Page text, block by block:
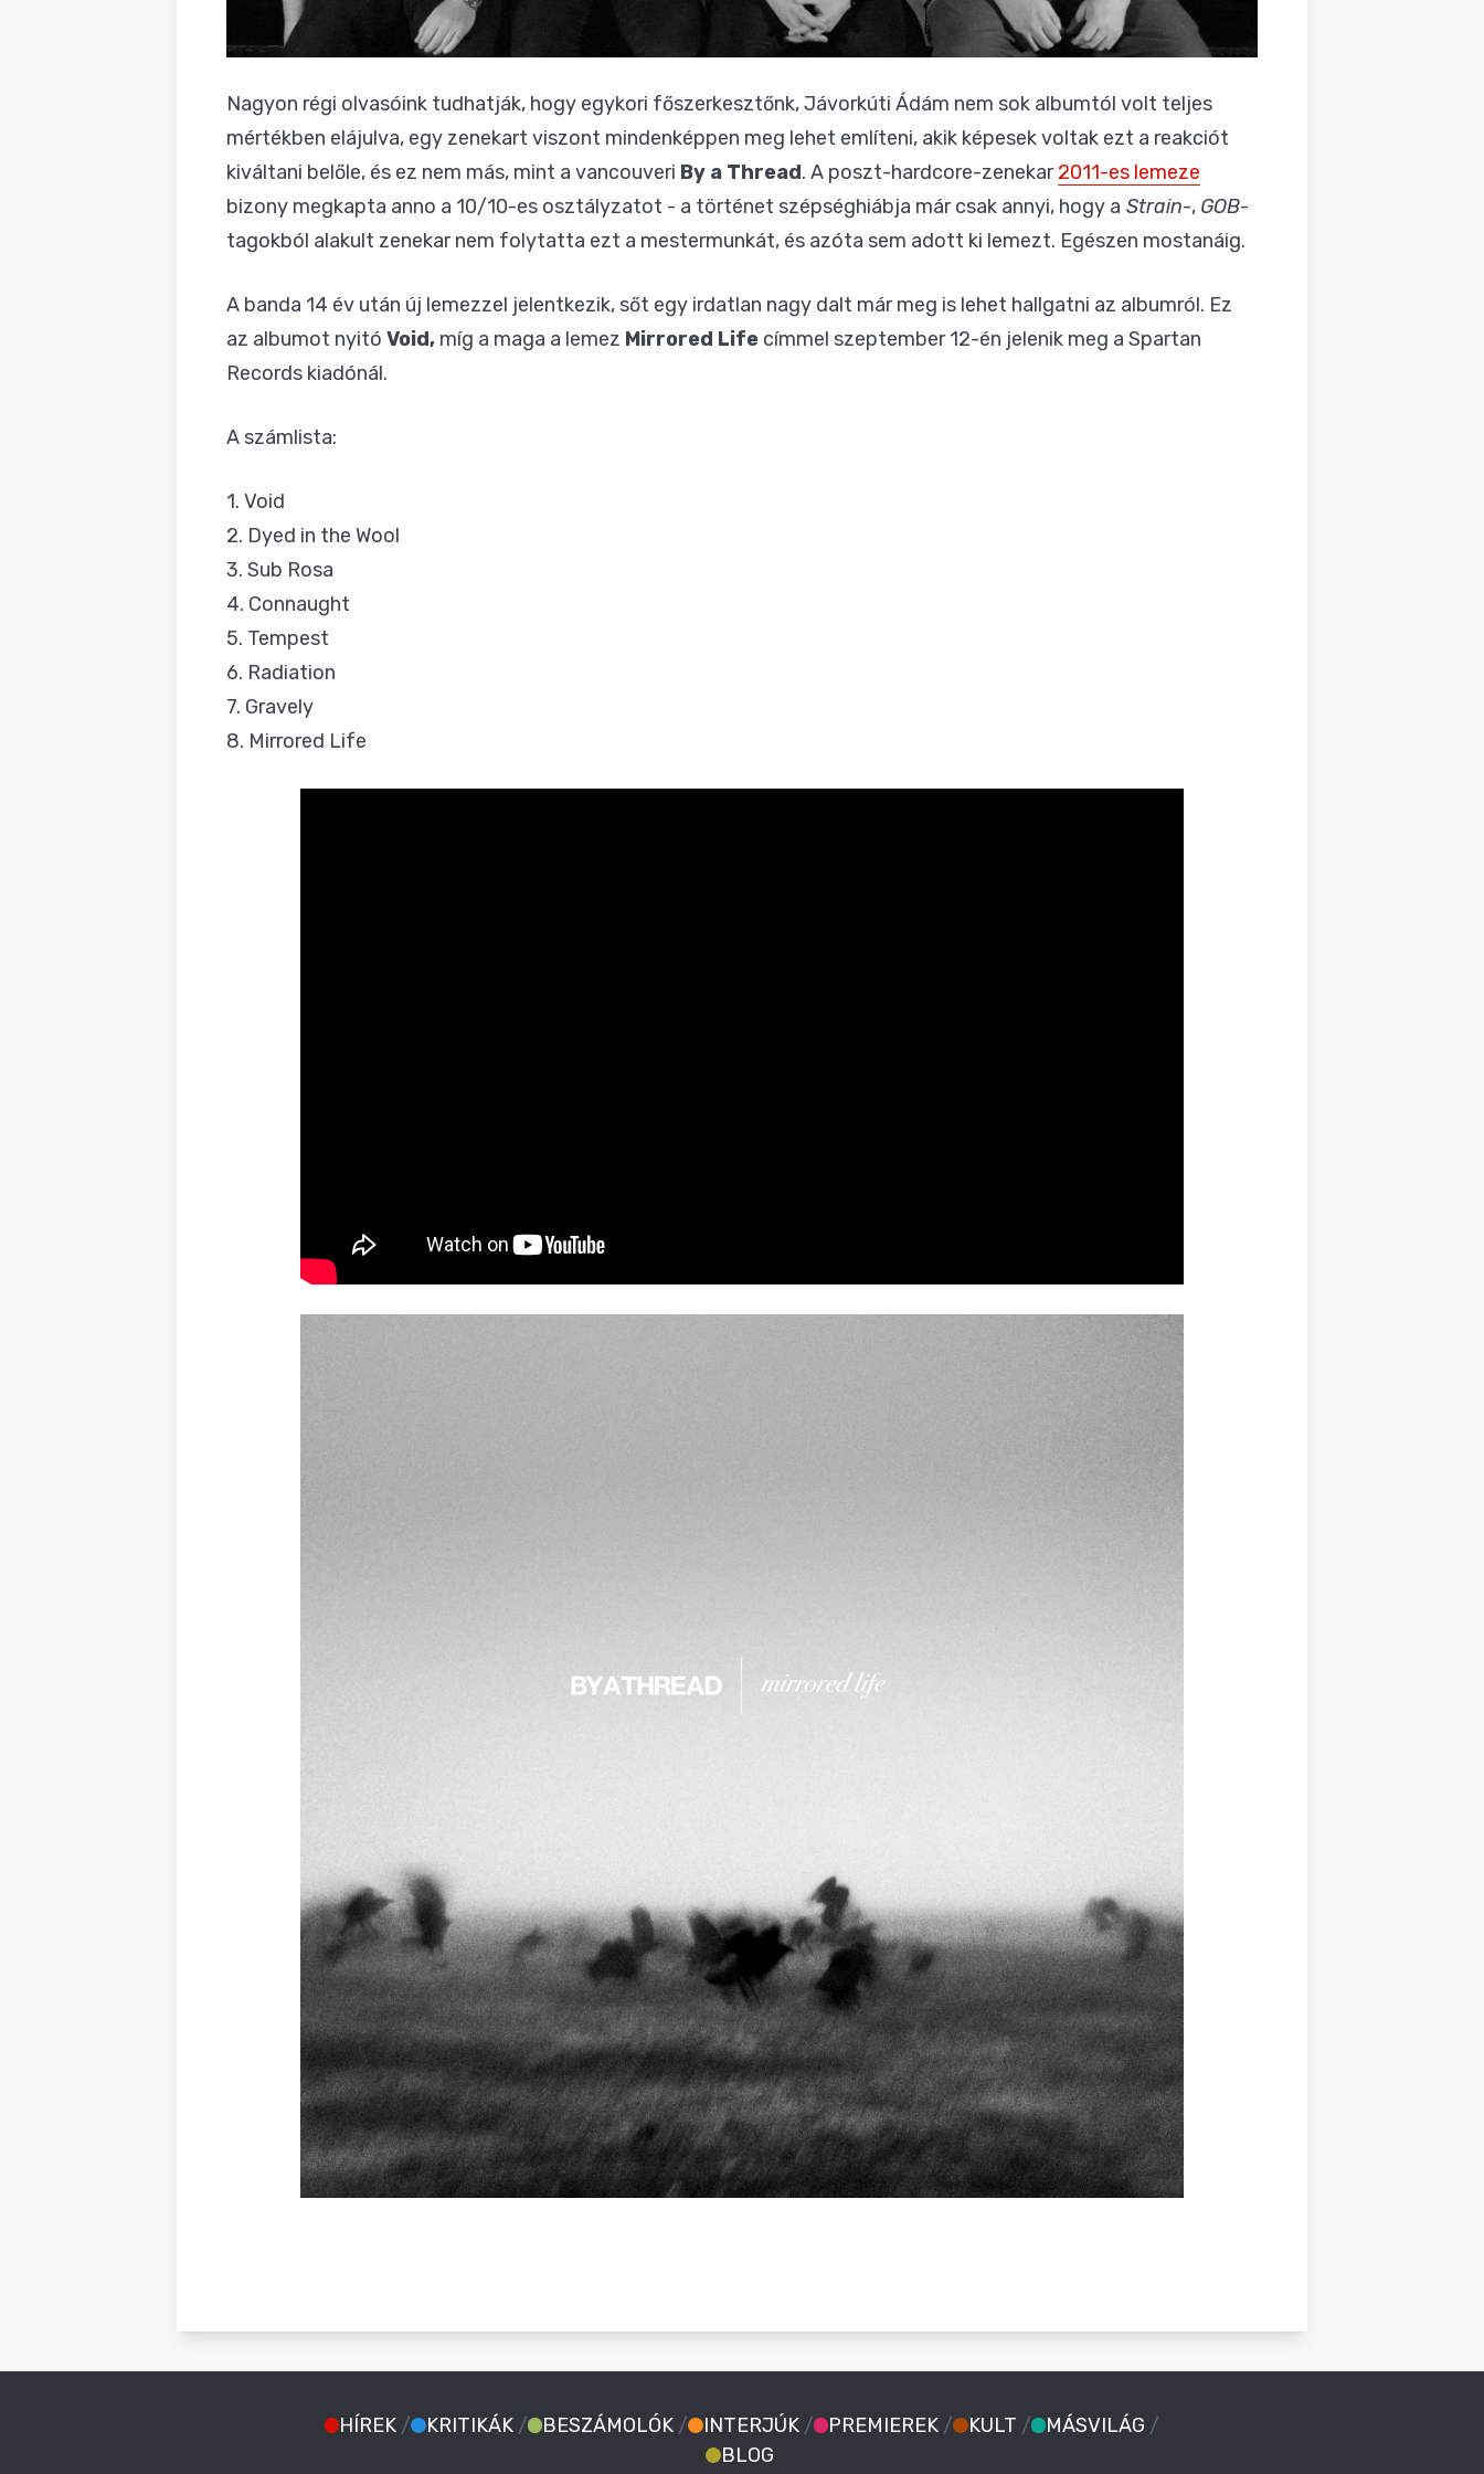
Nagyon régi olvasóink tudhatják, hogy egykori főszerkesztőnk, Jávorkúti Ádám nem sok albumtól volt teljes
mértékben elájulva, egy zenekart viszont mindenképpen meg lehet említeni, akik képesek voltak ezt a reakciót
kiváltani belőle, és ez nem más, mint a vancouveri By a Thread. A poszt-hardcore-zenekar2011-es lemeze
bizony megkapta anno a 10/10-es osztályzatot - a történet szépséghiábja már csak annyi, hogy a Strain-, GOB-
tagokból alakult zenekar nem folytatta ezt a mestermunkát, és azóta sem adott ki lemezt. Egészen mostanáig.
A banda 14 év után új lemezzel jelentkezik, sőt egy irdatlan nagy dalt már meg is lehet hallgatni az albumról. Ez
az albumot nyitó Void, míg a maga a lemez Mirrored Life címmel szeptember 12-én jelenik meg a Spartan
Records kiadónál.
A számlista:
1. Void
2. Dyed in the Wool
3. Sub Rosa
4. Connaught
5. Tempest
6. Radiation
7. Gravely
8. Mirrored Life
HÍREK / KRITIKÁK / BESZÁMOLÓK / INTERJÚK / PREMIEREK / KULT / MÁSVILÁG /
BLOG